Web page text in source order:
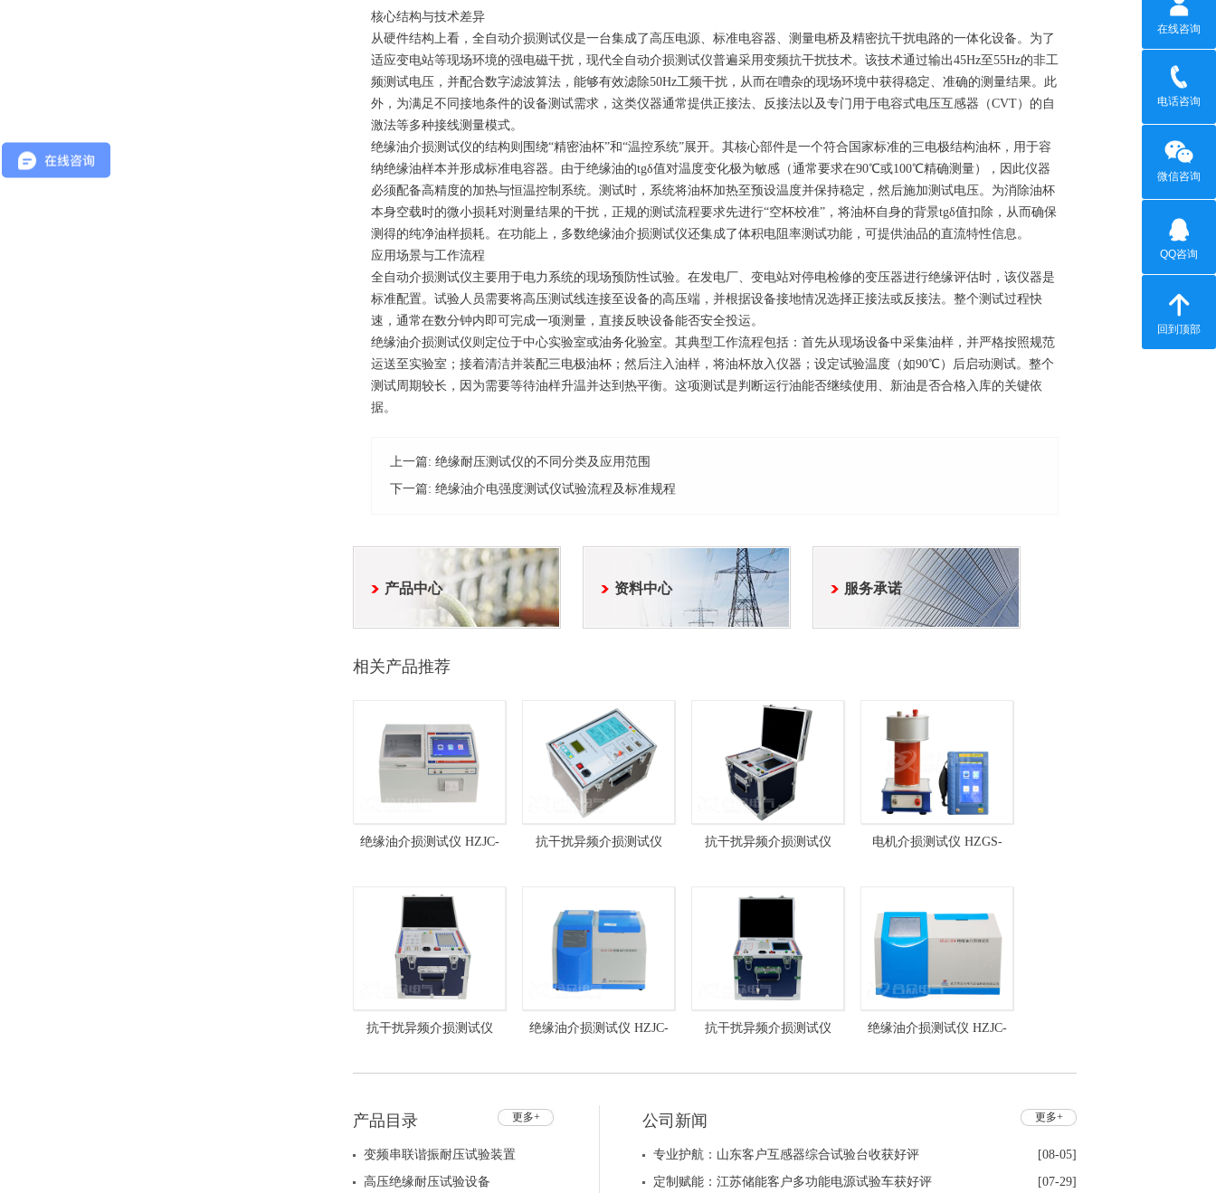
核心结构与技术差异
从硬件结构上看，全自动介损测试仪是一台集成了高压电源、标准电容器、测量电桥及精密抗干扰电路的一体化设备。为了
适应变电站等现场环境的强电磁干扰，现代全自动介损测试仪普遍采用变频抗干扰技术。该技术通过输出45Hz至55Hz的非工
频测试电压，并配合数字滤波算法，能够有效滤除50Hz工频干扰，从而在嘈杂的现场环境中获得稳定、准确的测量结果。此
外，为满足不同接地条件的设备测试需求，这类仪器通常提供正接法、反接法以及专门用于电容式电压互感器（CVT）的自
激法等多种接线测量模式。
绝缘油介损测试仪的结构则围绕“精密油杯”和“温控系统”展开。其核心部件是一个符合国家标准的三电极结构油杯，用于容
纳绝缘油样本并形成标准电容器。由于绝缘油的tgδ值对温度变化极为敏感（通常要求在90℃或100℃精确测量），因此仪器
必须配备高精度的加热与恒温控制系统。测试时，系统将油杯加热至预设温度并保持稳定，然后施加测试电压。为消除油杯
本身空载时的微小损耗对测量结果的干扰，正规的测试流程要求先进行“空杯校准”，将油杯自身的背景tgδ值扣除，从而确保
测得的纯净油样损耗。在功能上，多数绝缘油介损测试仪还集成了体积电阻率测试功能，可提供油品的直流特性信息。
应用场景与工作流程
全自动介损测试仪主要用于电力系统的现场预防性试验。在发电厂、变电站对停电检修的变压器进行绝缘评估时，该仪器是
标准配置。试验人员需要将高压测试线连接至设备的高压端，并根据设备接地情况选择正接法或反接法。整个测试过程快
速，通常在数分钟内即可完成一项测量，直接反映设备能否安全投运。
绝缘油介损测试仪则定位于中心实验室或油务化验室。其典型工作流程包括：首先从现场设备中采集油样，并严格按照规范
运送至实验室；接着清洁并装配三电极油杯；然后注入油样，将油杯放入仪器；设定试验温度（如90℃）后启动测试。整个
测试周期较长，因为需要等待油样升温并达到热平衡。这项测试是判断运行油能否继续使用、新油是否合格入库的关键依
据。
上一篇: 绝缘耐压测试仪的不同分类及应用范围
下一篇: 绝缘油介电强度测试仪试验流程及标准规程
产品中心 资料中心 服务承诺
相关产品推荐
绝缘油介损测试仪 HZJC- 抗干扰异频介损测试仪 抗干扰异频介损测试仪 电机介损测试仪 HZGS-
抗干扰异频介损测试仪 绝缘油介损测试仪 HZJC- 抗干扰异频介损测试仪 绝缘油介损测试仪 HZJC-
更多+
产品目录
变频串联谐振耐压试验装置
高压绝缘耐压试验设备
更多+
公司新闻
[08-05]
专业护航：山东客户互感器综合试验台收获好评
[07-29]
定制赋能：江苏储能客户多功能电源试验车获好评
在线咨询
电话咨询
微信咨询
QQ咨询
回到顶部